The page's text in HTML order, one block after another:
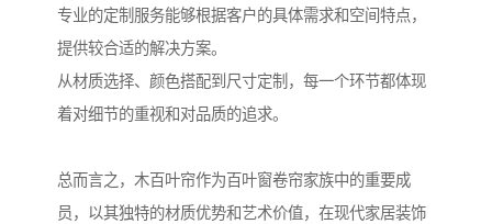
专业的定制服务能够根据客户的具体需求和空间特点，
提供较合适的解决方案。
从材质选择、颜色搭配到尺寸定制，每一个环节都体现
着对细节的重视和对品质的追求。
总而言之，木百叶帘作为百叶窗卷帘家族中的重要成
员，以其独特的材质优势和艺术价值，在现代家居装饰